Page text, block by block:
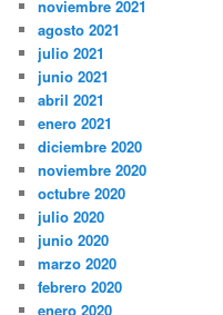
noviembre 2021
agosto 2021
julio 2021
junio 2021
abril 2021
enero 2021
diciembre 2020
noviembre 2020
octubre 2020
julio 2020
junio 2020
marzo 2020
febrero 2020
enero 2020